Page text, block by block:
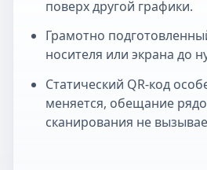
поверх другой графики.
Грамотно
носителя или экрана до
Статический QR-код
меняется, обещание
сканирования не